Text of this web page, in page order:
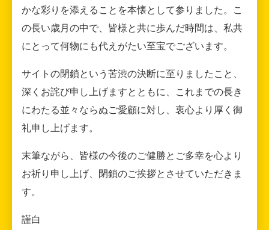
かな彩りを添えることを本懐として参りました。こ
の長い歳月の中で、皆様と共に歩んだ時間は、私共
にとって何物にも代えがたい至宝でございます。
サイトの閉鎖という苦渋の決断に至りましたこと、
深くお詫び申し上げますとともに、これまでの長き
にわたる並々ならぬご愛顧に対し、衷心より厚く御
礼申し上げます。
末筆ながら、皆様の今後のご健勝とご多幸を心より
お祈り申し上げ、閉鎖のご挨拶とさせていただきま
す。
謹白